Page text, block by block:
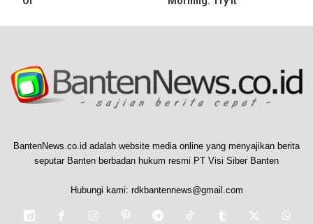
BantenNews.co.id adalah website media online yang menyajikan berita
seputar Banten berbadan hukum resmi PT Visi Siber Banten
Hubungi kami: rdkbantennews@gmail.com